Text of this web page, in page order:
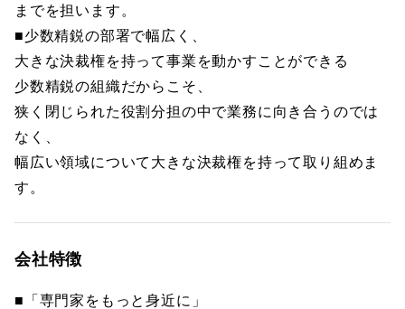
までを担います。
■少数精鋭の部署で幅広く、
大きな決裁権を持って事業を動かすことができる
少数精鋭の組織だからこそ、
狭く閉じられた役割分担の中で業務に向き合うのでは
なく、
幅広い領域について大きな決裁権を持って取り組めま
す。
会社特徴
■「専門家をもっと身近に」